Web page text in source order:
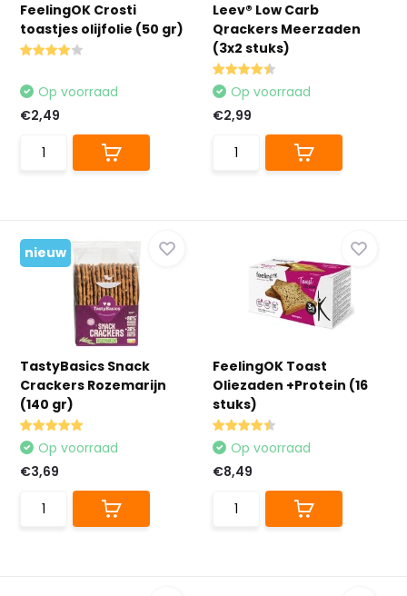
FeelingOK Crosti
toastjes olijfolie (50 gr)
Op voorraad
€2,49
Leev® Low Carb
Qrackers Meerzaden
(3x2 stuks)
Op voorraad
€2,99
nieuw
TastyBasics Snack
Crackers Rozemarijn
(140 gr)
Op voorraad
€3,69
FeelingOK Toast
Oliezaden +Protein (16
stuks)
Op voorraad
€8,49